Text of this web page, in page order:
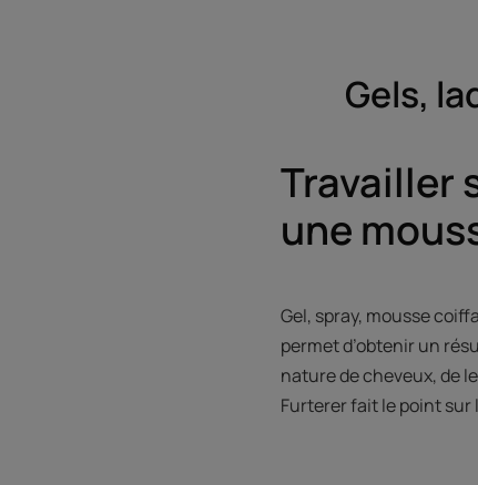
Gels,
Travailler
une
Gel, spray, mousse
permet d’obtenir un
nature de cheveux, de
Furterer fait le point